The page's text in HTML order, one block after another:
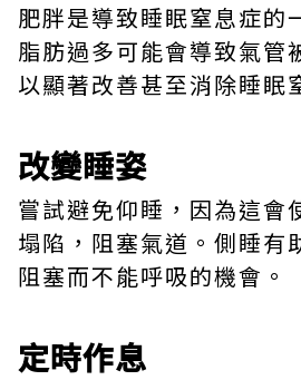
肥胖是導致睡眠窒息症的
脂肪過多可能會導致氣管
以顯著改善甚至消除睡眠
改變睡姿
嘗試避免仰睡，因為這會
塌陷，阻塞氣道。側睡有
阻塞而不能呼吸的機會。
定時作息